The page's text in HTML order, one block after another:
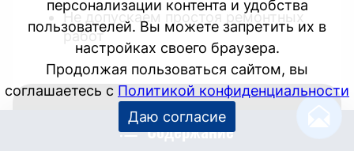
Содержание
Не допускаем простоя ремонтных
работ
до -20% от цены